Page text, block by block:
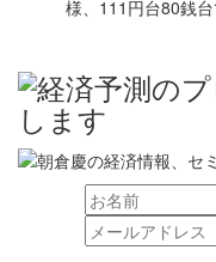
様、111円台80銭